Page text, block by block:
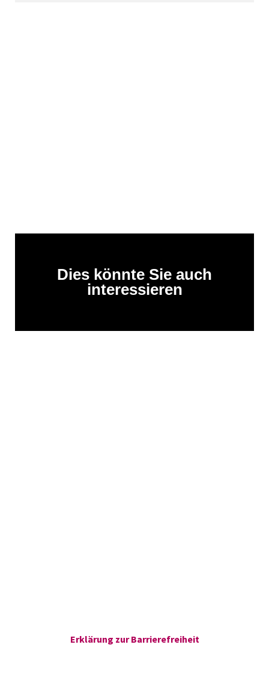
Dies könnte Sie auch
interessieren
Erklärung zur Barrierefreiheit